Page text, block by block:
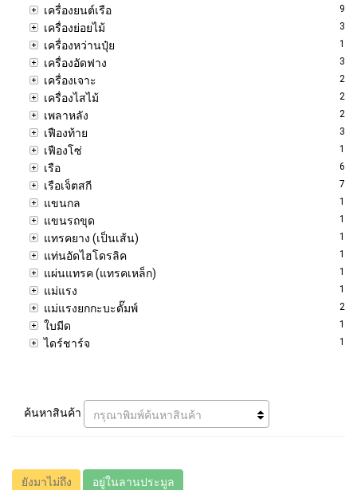
เครื่องยนต์เรือ 9
เครื่องย่อยไม้ 3
เครื่องหว่านปุ๋ย 1
เครื่องอัดฟาง 3
เครื่องเจาะ 2
เครื่องไสไม้ 2
เพลาหลัง 2
เฟืองท้าย 3
เฟืองโซ่ 1
เรือ 6
เรือเจ็ตสกี 7
แขนกล 1
แขนรถขุด 1
แทรคยาง (เป็นเส้น) 1
แท่นอัดไฮโดรลิค 1
แผ่นแทรค (แทรคเหล็ก) 1
แม่แรง 1
แม่แรงยกกะบะดั๊มพ์ 2
ใบมีด 1
ไดร์ชาร์จ 1
ค้นหาสินค้า กรุณาพิมพ์ค้นหาสินค้า
ยังมาไม่ถึง อยู่ในลานประมูล